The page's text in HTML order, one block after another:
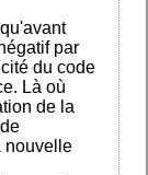
par
du code
Là où
de la
nouvelle